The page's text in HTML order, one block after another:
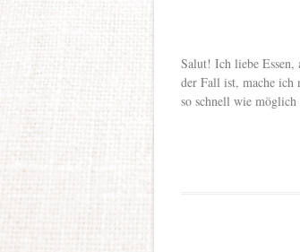
Salut! Ich liebe
der Fall ist, mache ich
so schnell wie möglich